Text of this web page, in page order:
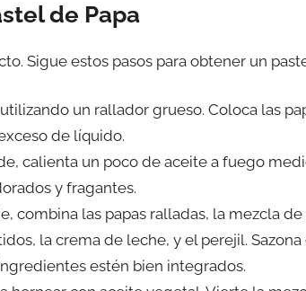
de Papa
Sigue estos pasos para obtener un
un rallador grueso. Coloca las
de líquido.
calienta un poco de aceite a fuego
y fragantes.
combina las papas ralladas, la mezcla
la crema de leche, y el perejil.
estén bien integrados.